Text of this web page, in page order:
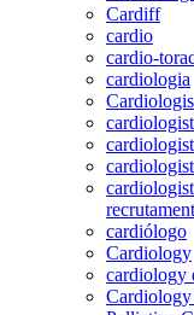
Cardiff
cardio
cardio-
cardiologia
cardiólogo
Cardiology
cardiology